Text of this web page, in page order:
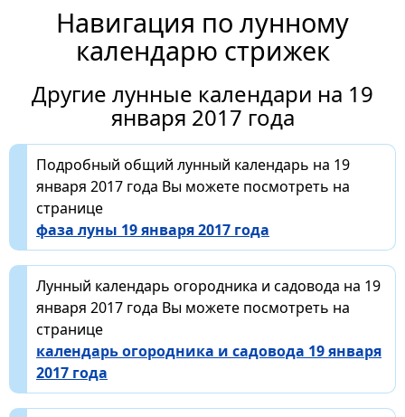
Навигация по лунному
календарю стрижек
Другие лунные календари на 19
января 2017 года
Подробный общий лунный календарь на 19
января 2017 года Вы можете посмотреть на
странице
фаза луны 19 января 2017 года
Лунный календарь огородника и садовода на 19
января 2017 года Вы можете посмотреть на
странице
календарь огородника и садовода 19 января
2017 года